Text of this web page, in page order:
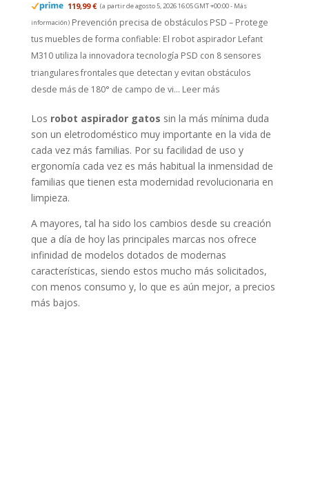
119,99 € (a partir de agosto 5, 2026 16:05 GMT +00:00 - Más
información) Prevención precisa de obstáculos PSD – Protege
tus muebles de forma confiable: El robot aspirador Lefant
M310 utiliza la innovadora tecnología PSD con 8 sensores
triangulares frontales que detectan y evitan obstáculos
desde más de 180° de campo de vi... Leer más
Los robot aspirador gatos sin la más mínima duda
son un eletrodoméstico muy importante en la vida de
cada vez más familias. Por su facilidad de uso y
ergonomía cada vez es más habitual la inmensidad de
familias que tienen esta modernidad revolucionaria en
limpieza.
A mayores, tal ha sido los cambios desde su creación
que a día de hoy las principales marcas nos ofrece
infinidad de modelos dotados de modernas
características, siendo estos mucho más solicitados,
con menos consumo y, lo que es aún mejor, a precios
más bajos.